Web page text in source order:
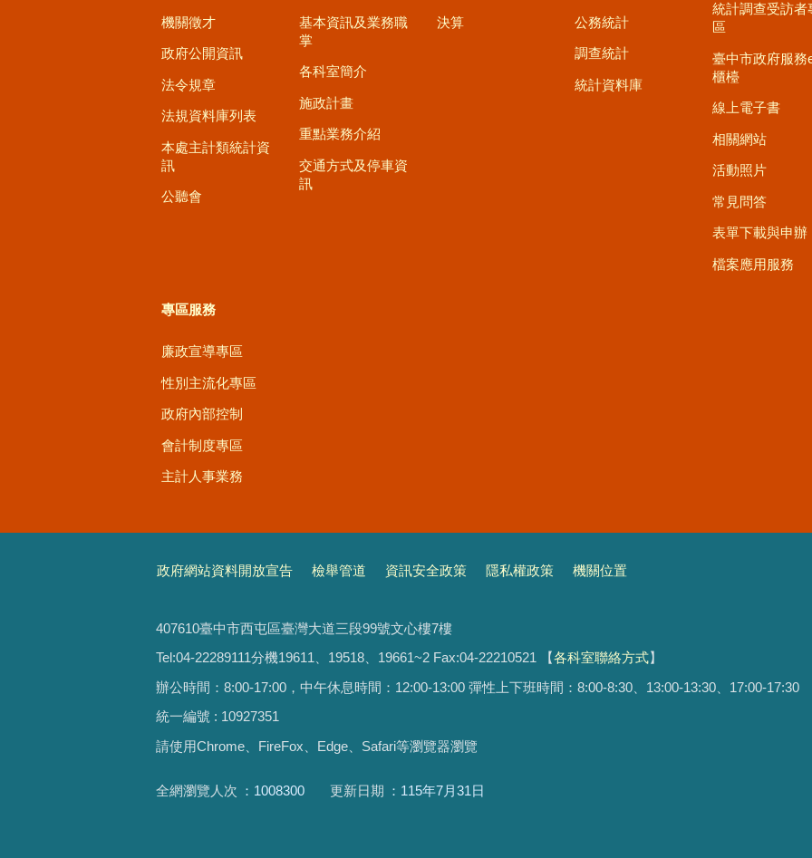
機關徵才
政府公開資訊
法令規章
法規資料庫列表
本處主計類統計資
訊
公聽會
基本資訊及業務職
掌
各科室簡介
施政計畫
重點業務介紹
交通方式及停車資
訊
決算 公務統計
調查統計
統計資料庫
統計調查受訪者
區
臺中市政府服務
櫃檯
線上電子書
相關網站
活動照片
常見問答
表單下載與申辦
檔案應用服務
專區服務
廉政宣導專區
性別主流化專區
政府內部控制
會計制度專區
主計人事業務
政府網站資料開放宣告 檢舉管道 資訊安全政策 隱私權政策 機關位置
407610臺中市西屯區臺灣大道三段99號文心樓7樓
Tel:04-22289111分機19611、19518、19661~2 Fax:04-22210521
【各科室聯絡方式】
辦公時間：8:00-17:00，中午休息時間：12:00-13:00 彈性上下班時間：8:00-8:30、13:00-13:30、17:00-17:30
統一編號 : 10927351
請使用Chrome、FireFox、Edge、Safari等瀏覽器瀏覽
全網瀏覽人次 1008300 更新日期 115年7月31日